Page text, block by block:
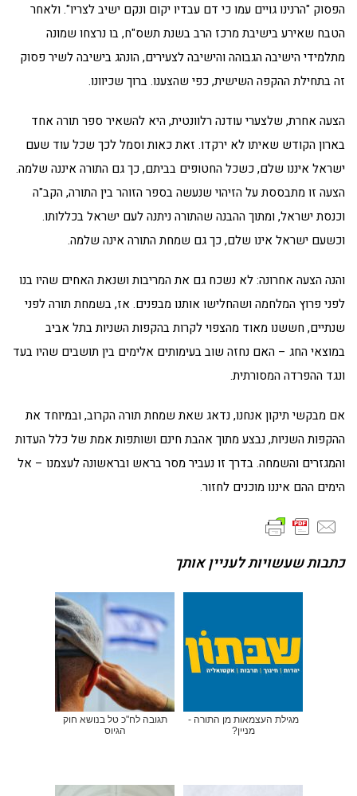
הפסוק "הרנינו גויים עמו כי דם עבדיו יקום ונקם ישיב לצריו". ולאחר
הטבח שאירע בישיבת מרכז הרב בשנת תשס"ח, בו נרצחו שמונה
מתלמידי הישיבה הגבוהה והישיבה לצעירים, הונהג בישיבה לשיר פסוק
זה בתחילת ההקפה השישית, כפי שהצענו. ברוך שכיוונו.
הצעה אחרת, שלצערי עודנה רלוונטית, היא להשאיר ספר תורה אחד
בארון הקודש שאיתו לא ירקדו. זאת כאות וסמל לכך שכל עוד שעם
ישראל איננו שלם, כשכל החטופים בביתם, כך גם התורה איננה שלמה.
הצעה זו מתבססת על הזיהוי שנעשה בספר הזוהר בין התורה, הקב"ה
וכנסת ישראל, ומתוך ההבנה שהתורה ניתנה לעם ישראל בכללותו.
וכשעם ישראל אינו שלם, כך גם שמחת התורה אינה שלמה.
והנה הצעה אחרונה: לא נשכח גם את המריבות ושנאת האחים שהיו בנו
לפני פרוץ המלחמה ושהחלישו אותנו מבפנים. אז, בשמחת תורה לפני
שנתיים, חששנו מאוד מהצפוי לקרות בהקפות השניות בתל אביב
במוצאי החג – האם נחזה שוב בעימותים אלימים בין תושבים שהיו בעד
ונגד ההפרדה המסורתית.
אם מבקשי תיקון אנחנו, נדאג שאת שמחת תורה הקרוב, ובמיוחד את
ההקפות השניות, נבצע מתוך אהבת חינם ושותפות אמת של כלל העדות
והמגזרים והשמחה. בדרך זו נעביר מסר בראש ובראשונה לעצמנו – אל
הימים ההם איננו מוכנים לחזור.
כתבות שעשויות לעניין אותך
מגילת העצמאות מן התורה -
מניין?
תגובה לח"כ טל בנושא חוק
הגיוס